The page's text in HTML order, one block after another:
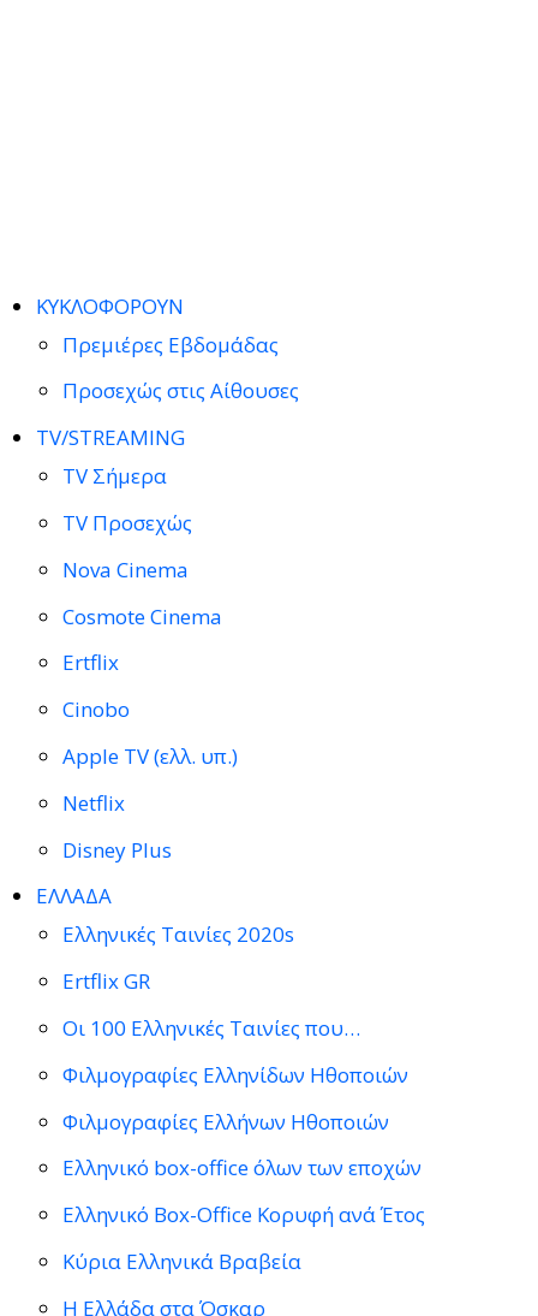
ΚΥΚΛΟΦΟΡΟΥΝ
Πρεμιέρες Εβδομάδας
Προσεχώς στις Αίθουσες
TV/STREAMING
TV Σήμερα
TV Προσεχώς
Nova Cinema
Cosmote Cinema
Ertflix
Cinobo
Apple TV (ελλ. υπ.)
Netflix
Disney Plus
ΕΛΛΑΔΑ
Ελληνικές Ταινίες 2020s
Ertflix GR
Οι 100 Ελληνικές Ταινίες που…
Φιλμογραφίες Ελληνίδων Ηθοποιών
Φιλμογραφίες Ελλήνων Ηθοποιών
Ελληνικό box-office όλων των εποχών
Ελληνικό Box-Office Κορυφή ανά Έτος
Κύρια Ελληνικά Βραβεία
Η Ελλάδα στα Όσκαρ